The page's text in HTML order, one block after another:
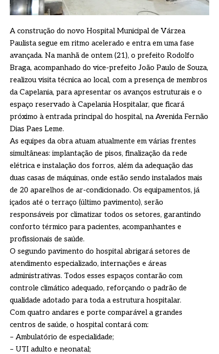
A construção do novo Hospital Municipal de Várzea
Paulista segue em ritmo acelerado e entra em uma fase
avançada. Na manhã de ontem (21), o prefeito Rodolfo
Braga, acompanhado do vice-prefeito João Paulo de Souza,
realizou visita técnica ao local, com a presença de membros
da Capelania, para apresentar os avanços estruturais e o
espaço reservado à Capelania Hospitalar, que ficará
próximo à entrada principal do hospital, na Avenida Fernão
Dias Paes Leme.
As equipes da obra atuam atualmente em várias frentes
simultâneas: implantação de pisos, finalização da rede
elétrica e instalação dos forros, além da adequação das
duas casas de máquinas, onde estão sendo instalados mais
de 20 aparelhos de ar-condicionado. Os equipamentos, já
içados até o terraço (último pavimento), serão
responsáveis por climatizar todos os setores, garantindo
conforto térmico para pacientes, acompanhantes e
profissionais de saúde.
O segundo pavimento do hospital abrigará setores de
atendimento especializado, internações e áreas
administrativas. Todos esses espaços contarão com
controle climático adequado, reforçando o padrão de
qualidade adotado para toda a estrutura hospitalar.
Com quatro andares e porte comparável a grandes
centros de saúde, o hospital contará com:
– Ambulatório de especialidade;
– UTI adulto e neonatal;